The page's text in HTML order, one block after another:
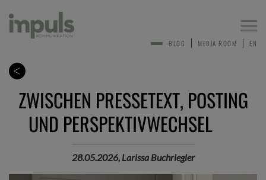
EN
MEDIA ROOM
BLOG
ZWISCHEN PRESSETEXT, POSTING
UND PERSPEKTIVWECHSEL
28.05.2026, Larissa Buchriegler